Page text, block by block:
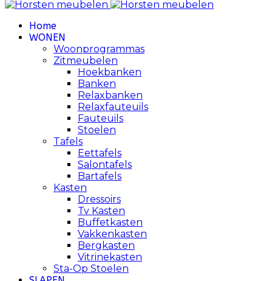
Home
WONEN
Woonprogrammas
Zitmeubelen
Hoekbanken
Banken
Relaxbanken
Relaxfauteuils
Fauteuils
Stoelen
Tafels
Eettafels
Salontafels
Bartafels
Kasten
Dressoirs
Tv Kasten
Buffetkasten
Vakkenkasten
Bergkasten
Vitrinekasten
Sta-Op Stoelen